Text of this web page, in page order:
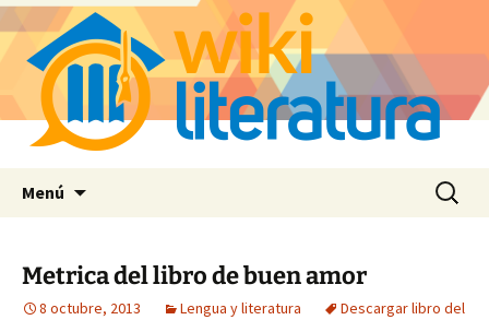
Menú Buscar:
Metrica del libro de buen amor
8 octubre, 2013 Lengua y literatura
Descargar libro del